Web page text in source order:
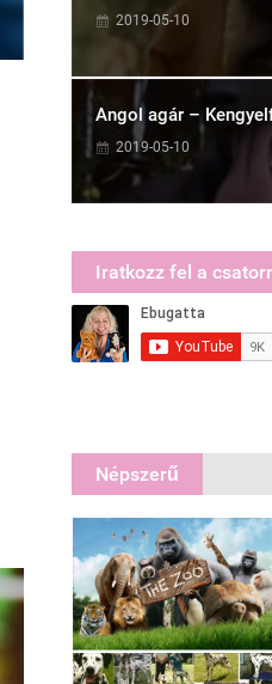
2019-05-10
Angol agár –
2019-05-10
Iratkozz fel a
Népszerű